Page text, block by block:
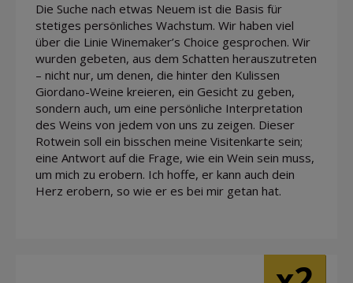
Die Suche nach etwas Neuem ist die Basis für
stetiges persönliches Wachstum. Wir haben viel
über die Linie Winemaker’s Choice gesprochen. Wir
wurden gebeten, aus dem Schatten herauszutreten
– nicht nur, um denen, die hinter den Kulissen
Giordano-Weine kreieren, ein Gesicht zu geben,
sondern auch, um eine persönliche Interpretation
des Weins von jedem von uns zu zeigen. Dieser
Rotwein soll ein bisschen meine Visitenkarte sein;
eine Antwort auf die Frage, wie ein Wein sein muss,
um mich zu erobern. Ich hoffe, er kann auch dein
Herz erobern, so wie er es bei mir getan hat.